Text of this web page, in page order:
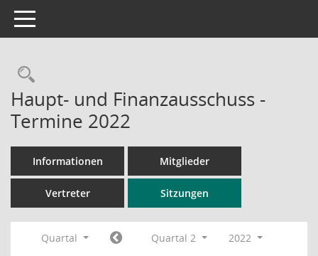
Toggle navigation
Rechercheauswahl
Haupt- und Finanzausschuss -
Termine 2022
Informationen Mitglieder
Vertreter Sitzungen
Quartal Quartal 2
2022